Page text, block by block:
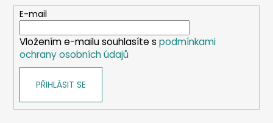
E-mail
Vložením e-mailu souhlasíte s podmínkami
ochrany osobních údajů
PŘIHLÁSIT SE